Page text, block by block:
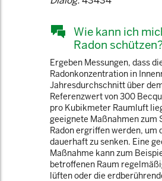
Wie kann ich
Radon
Ergeben Messungen, dass
Radonkonzentration in
Jahresdurchschnitt über
Referenzwert von 300
pro Kubikmeter Raumluft
geeignete Maßnahmen zum
Radon ergriffen werden, um
dauerhaft zu senken. Eine
Maßnahme kann zum
betroffenen Raum
lüften oder die